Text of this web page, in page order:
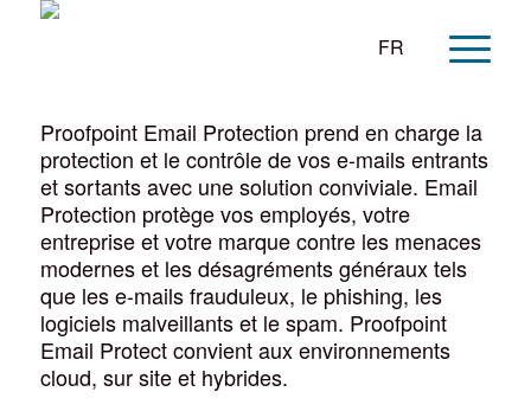
FR
Proofpoint Email Protection prend en charge la
protection et le contrôle de vos e-mails entrants
et sortants avec une solution conviviale. Email
Protection protège vos employés, votre
entreprise et votre marque contre les menaces
modernes et les désagréments généraux tels
que les e-mails frauduleux, le phishing, les
logiciels malveillants et le spam. Proofpoint
Email Protect convient aux environnements
cloud, sur site et hybrides.